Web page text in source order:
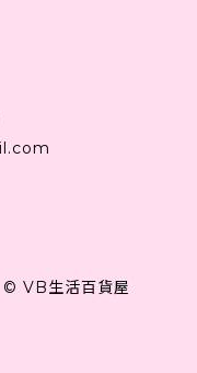
VB生活百貨屋